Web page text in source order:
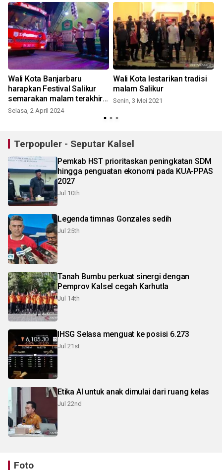
Wali Kota Banjarbaru
harapkan Festival Salikur
semarakan malam terakhir
Ramadhan
Selasa, 2 April 2024
Wali Kota lestarikan tradisi
malam Salikur
Senin, 3 Mei 2021
Terpopuler - Seputar Kalsel
Pemkab HST prioritaskan peningkatan SDM
hingga penguatan ekonomi pada KUA-PPAS
2027
Jul 10th
Legenda timnas Gonzales sedih
Jul 25th
Tanah Bumbu perkuat sinergi dengan
Pemprov Kalsel cegah Karhutla
Jul 14th
IHSG Selasa menguat ke posisi 6.273
Jul 21st
Etika AI untuk anak dimulai dari ruang kelas
Jul 22nd
Foto